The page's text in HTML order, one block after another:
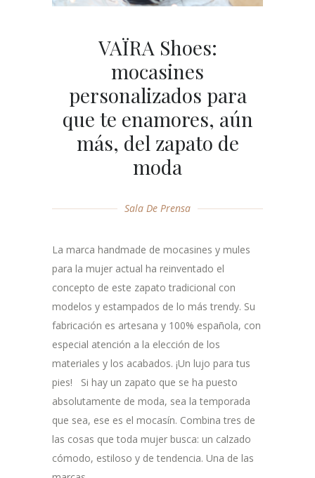
VAÏRA Shoes:
mocasines
personalizados para
que te enamores, aún
más, del zapato de
moda
Sala De Prensa
La marca handmade de mocasines y mules
para la mujer actual ha reinventado el
concepto de este zapato tradicional con
modelos y estampados de lo más trendy. Su
fabricación es artesana y 100% española, con
especial atención a la elección de los
materiales y los acabados. ¡Un lujo para tus
pies! Si hay un zapato que se ha puesto
absolutamente de moda, sea la temporada
que sea, ese es el mocasín. Combina tres de
las cosas que toda mujer busca: un calzado
cómodo, estiloso y de tendencia. Una de las